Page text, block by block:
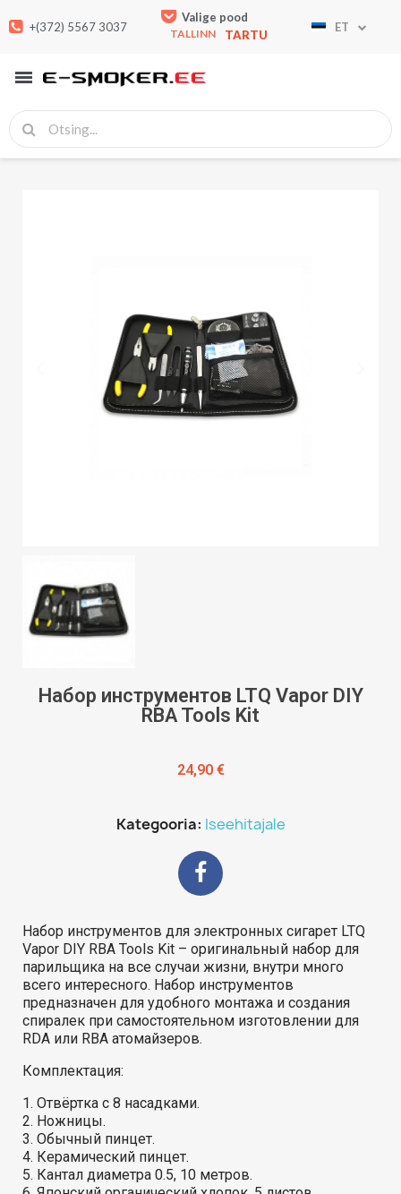
+(372) 5567 3037
Valige pood
TALLINN TARTU
ET
Набор инструментов LTQ Vapor DIY
RBA Tools Kit
24,90 €
Kategooria Iseehitajale
Набор инструментов для электронных сигарет LTQ
Vapor DIY RBA Tools Kit – оригинальный набор для
парильщика на все случаи жизни, внутри много
всего интересного. Набор инструментов
предназначен для удобного монтажа и создания
спиралек при самостоятельном изготовлении для
RDA или RBA атомайзеров.
Комплектация:
1. Отвёртка с 8 насадками.
2. Ножницы.
3. Обычный пинцет.
4. Керамический пинцет.
5. Кантал диаметра 0.5, 10 метров.